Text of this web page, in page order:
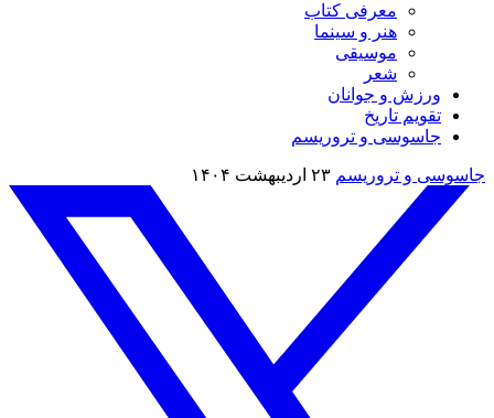
معرفی کتاب
هنر و سینما
موسیقی
شعر
ورزش و جوانان
تقویم تاريخ
جاسوسی و تروریسم
جاسوسی و تروریسم ۲۳ اردیبهشت ۱۴۰۴